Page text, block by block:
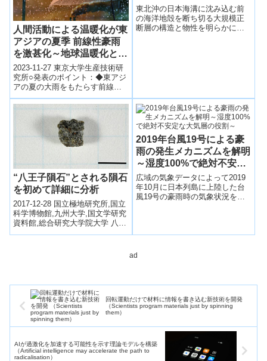
人間活動による温暖化が東
アジアの夏季 前線性豪雨
を激甚化～地球温暖化と前
線性豪雨の強度の関係を初
めて証明～
2023-11-27 東京大学生産技術研
究所○発表のポイント：◆東アジ
アの夏の大雨をもたらす前線
は、偶然性や自然変動に影響を
受けるため、近年の激甚化が、
人間活動...
東北沖の日本海溝に沈み込む前
の海洋地殻を断ち切る大規模正
断層の構造と物性を明らかに
課題となる。
“八王子隕石”とされる隕石
を初めて詳細に分析
2017-12-28 国立極地研究所,国立
科学博物館,九州大学,国文学研究
資料館,総合研究大学院大学 八王
子隕石とされる隕石の小片（約
2019年台風19号による豪
雨の発生メカニズムを解明
～湿度100%で絶対不安定
な大気層の役割～
広域の気象データによって2019
年10月に日本列島に上陸した台
風19号の豪雨時の気象状況を分
ad
回転運動だけで材料に情報を書き込む新技術を開発
（Scientists program materials just by spinning
them）
AIが過激化を加速する可能性を示す理論モデルを構築
（Artificial intelligence may accelerate the path to
radicalisation）